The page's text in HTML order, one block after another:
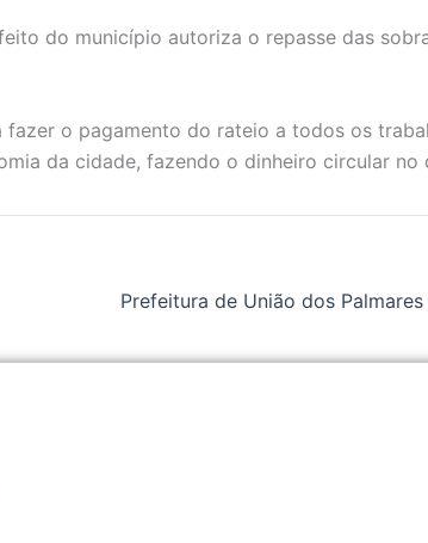
do município autoriza o repasse das
o pagamento do rateio a todos os
da cidade, fazendo o dinheiro circular no